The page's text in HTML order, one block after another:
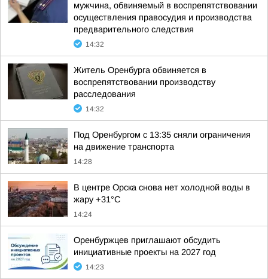
мужчина, обвиняемый в воспрепятствовании
осуществления правосудия и производства
предварительного следствия
14:32
Житель Оренбурга обвиняется в
воспрепятствовании производству
расследования
14:32
Под Оренбургом с 13:35 сняли ограничения
на движение транспорта
14:28
В центре Орска снова нет холодной воды в
жару +31°С
14:24
Оренбуржцев приглашают обсудить
инициативные проекты на 2027 год
14:23